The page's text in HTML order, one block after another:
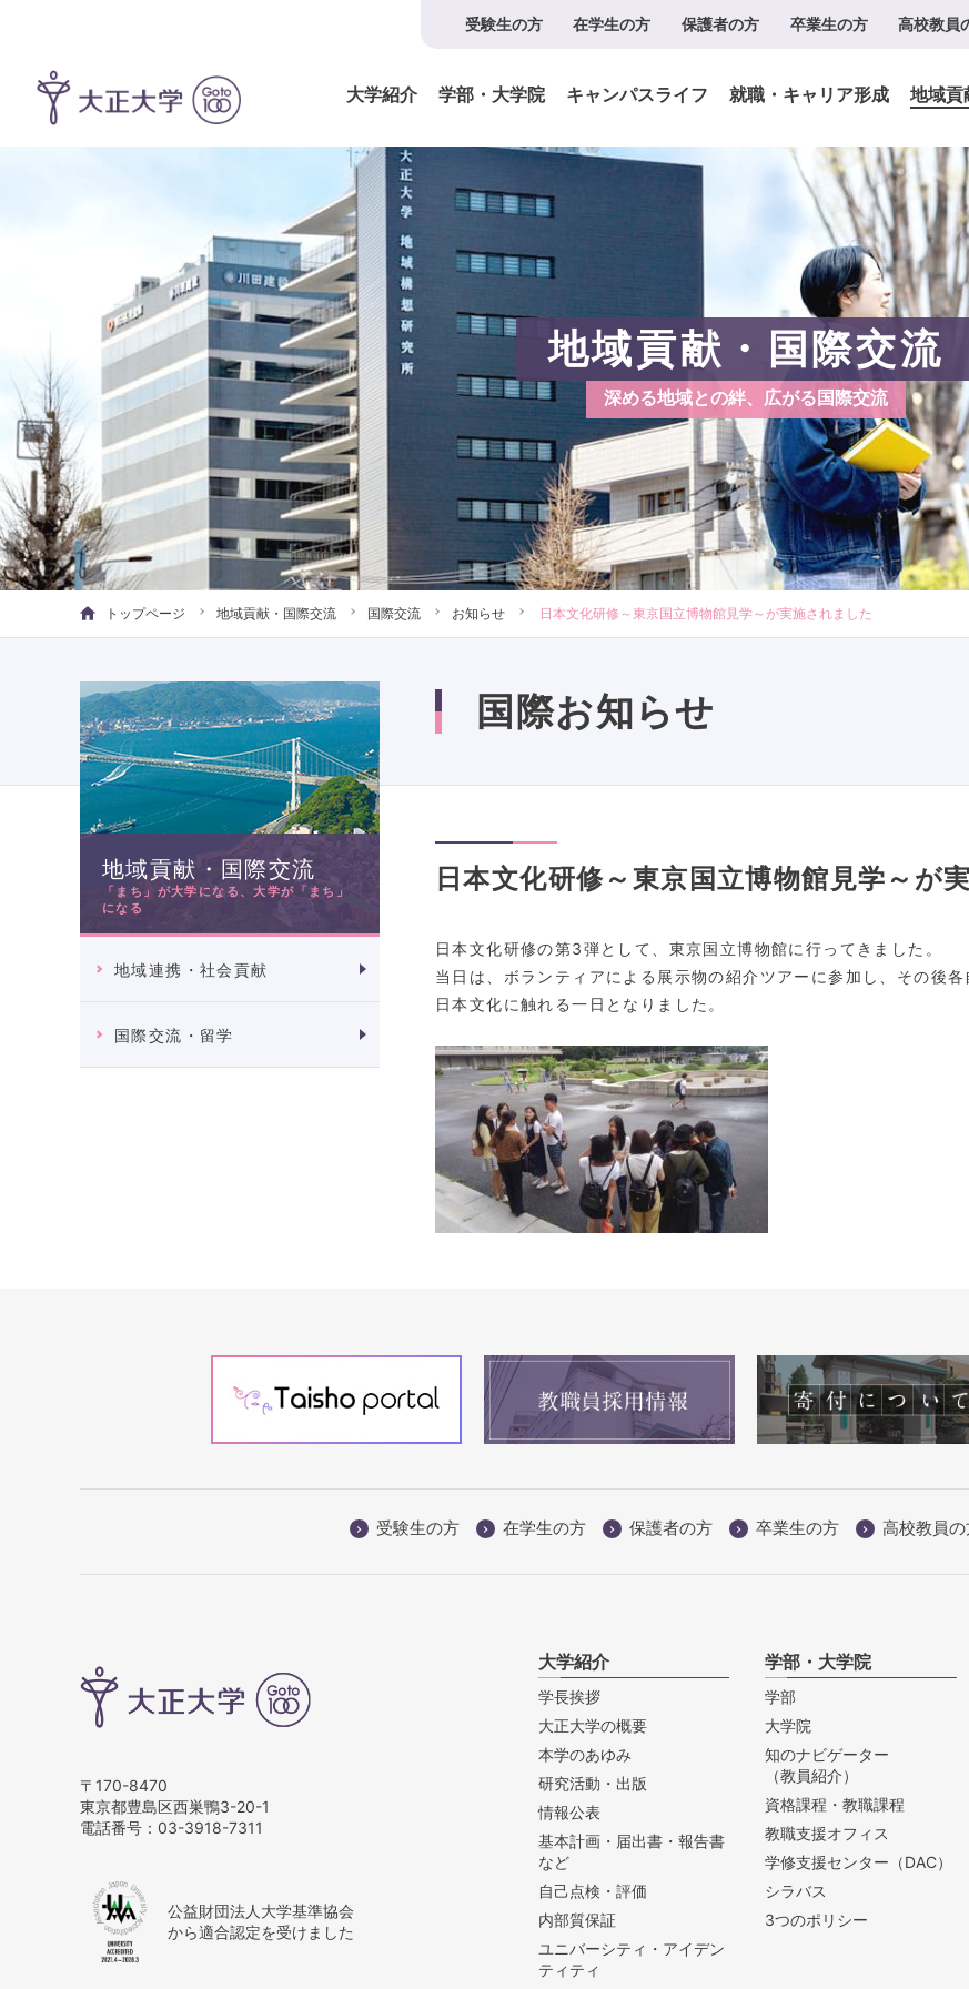
受験生の方 在学生の方 保護者の方 卒業生の方 高校教員
大学紹介 学部・大学院 キャンパスライフ 就職・キャリア形成 地域貢
地域貢献・国際交流
深める地域との絆、広がる国際交流
トップページ 地域貢献・国際交流 国際交流 お知らせ 日本文化研修～東京国立博物館見学～が実施されました
地域貢献・国際交流
「まち」が大学になる、大学が「まち」
になる
地域連携・社会貢献
国際交流・留学
国際お知らせ
日本文化研修～東京国立博物館見学～が
日本文化研修の第3弾として、東京国立博物館に行ってきました。
当日は、ボランティアによる展示物の紹介ツアーに参加し、その後
日本文化に触れる一日となりました。
受験生の方 在学生の方 保護者の方 卒業生の方 高校教員の
〒170-8470
東京都豊島区西巣鴨3-20-1
電話番号： 03-3918-7311
公益財団法人大学基準協会
から適合認定を受けました
大学紹介
学長挨拶
大正大学の概要
本学のあゆみ
研究活動・出版
情報公表
基本計画・届出書・報告書
など
自己点検・評価
内部質保証
ユニバーシティ・アイデン
ティティ
学部・大学院
学部
大学院
知のナビゲーター
（教員紹介）
資格課程・教職課程
教職支援オフィス
学修支援センター（DAC）
シラバス
3つのポリシー